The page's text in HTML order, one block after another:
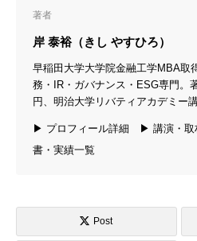
著者
岸 泰裕（きし やすひろ）
早稲田大学大学院金融工学MBA取
務・IR・ガバナンス・ESG専門。
円、明治大学リバティアカデミー
▶ プロフィール詳細 ▶ 講演・取
書・実績一覧
Post